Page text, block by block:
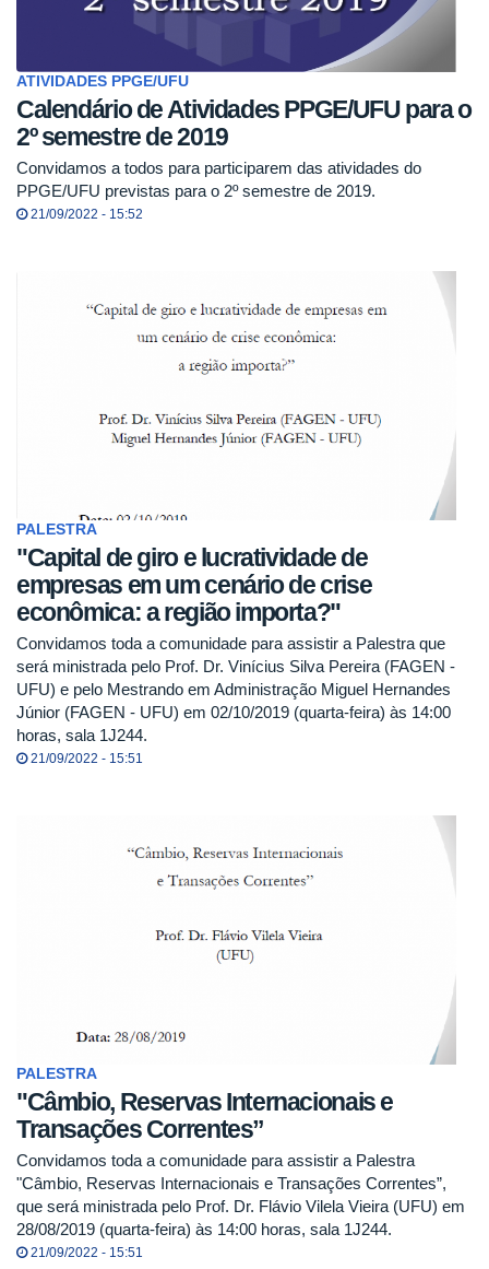
ATIVIDADES PPGE/UFU
Calendário de Atividades PPGE/UFU para o
2º semestre de 2019
Convidamos a todos para participarem das atividades do
PPGE/UFU previstas para o 2º semestre de 2019.
21/09/2022 - 15:52
PALESTRA
"Capital de giro e lucratividade de
empresas em um cenário de crise
econômica: a região importa?"
Convidamos toda a comunidade para assistir a Palestra que
será ministrada pelo Prof. Dr. Vinícius Silva Pereira (FAGEN -
UFU) e pelo Mestrando em Administração Miguel Hernandes
Júnior (FAGEN - UFU) em 02/10/2019 (quarta-feira) às 14:00
horas, sala 1J244.
21/09/2022 - 15:51
PALESTRA
"Câmbio, Reservas Internacionais e
Transações Correntes”
Convidamos toda a comunidade para assistir a Palestra
"Câmbio, Reservas Internacionais e Transações Correntes”,
que será ministrada pelo Prof. Dr. Flávio Vilela Vieira (UFU) em
28/08/2019 (quarta-feira) às 14:00 horas, sala 1J244.
21/09/2022 - 15:51